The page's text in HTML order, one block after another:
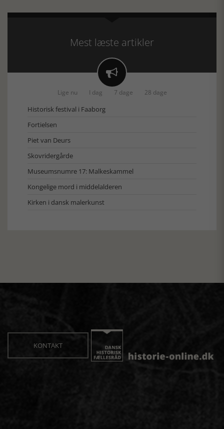
Mest læste artikler

Lige nu I dag 7 dage 28 dage
Historisk festival i Faaborg
Fortielsen
Piet van Deurs
Skovridergårde
Museumsnumre 17: Malkeskammel
Kongelige mord i middelalderen
Kirken i dansk malerkunst
KONTAKT